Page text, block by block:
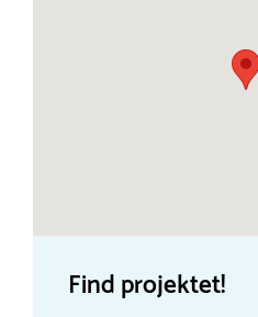
Find projektet!